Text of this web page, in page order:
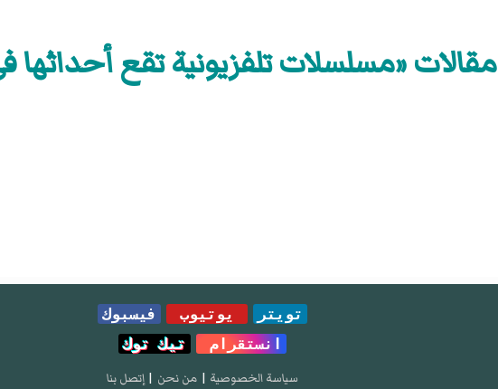
مقالات «مسلسلات تلفزيونية تقع أحداثها في
تويتر يوتيوب
فيسبوك
انستقرام
تيك توك
سياسة الخصوصية | من نحن | إتصل بنا